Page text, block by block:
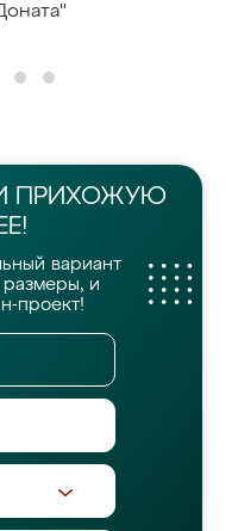
ПРИХОЖУЮ
вариант
и
проект!